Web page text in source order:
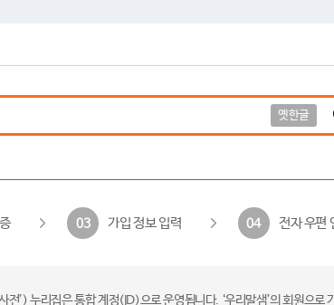
옛한글
03 가입 정보 입력 04 전자 우편
전’) 누리집은 통합 계정(ID)으로 운영됩니다. ‘우리말샘’의 회원으